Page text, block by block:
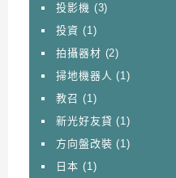
投影機 (3)
投資 (1)
拍攝器材 (2)
掃地機器人 (1)
教召 (1)
新光好友貸 (1)
方向盤改裝 (1)
日本 (1)